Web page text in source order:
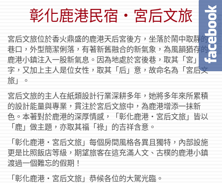
彰化鹿港民宿‧宮后文旅
宮后文旅位於香火鼎盛的鹿港天后宮後方，坐落於鬧中取靜的
巷口，外型簡潔俐落，有著新舊融合的新氣象，為風韻猶存的
鹿港小鎮注入一股新氣息。因為地處於宮後巷，取其「宮」
字，又加上主人是位女性，取其「后」意，故命名為「宮后文
旅」。
宮后文旅的主人在紙類設計行業深耕多年，她將多年來所累積
的設計能量與專業，貫注於宮后文旅中，為鹿港增添一抹新
色。本著對於鹿港的深厚情感，「彰化鹿港‧宮后文旅」皆以
「鹿」做主題，亦取其福「祿」的吉祥含意。
「彰化鹿港‧宮后文旅」每個房間風格各異且獨特，內部設施
更是比照飯店等級，期望旅客在這充滿人文、古樸的鹿港小鎮
渡過一個難忘的假期！
「彰化鹿港‧宮后文旅」恭候各位的大駕光臨。